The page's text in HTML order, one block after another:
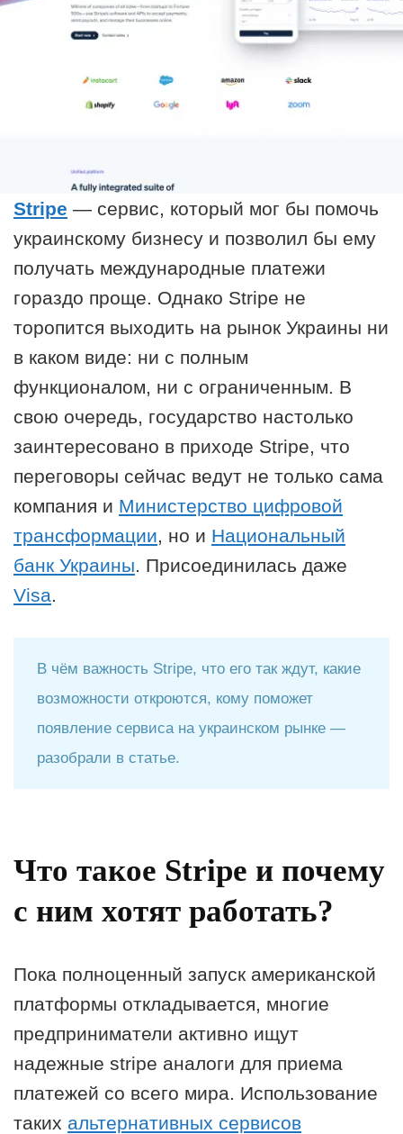
Stripe — сервис, который мог бы помочь
украинскому бизнесу и позволил бы ему
получать международные платежи
гораздо проще. Однако Stripe не
торопится выходить на рынок Украины ни
в каком виде: ни с полным
функционалом, ни с ограниченным. В
свою очередь, государство настолько
заинтересовано в приходе Stripe, что
переговоры сейчас ведут не только сама
компания и Министерство цифровой
трансформации, но и Национальный
банк Украины. Присоединилась даже
Visa.
В чём важность Stripe, что его так ждут, какие
возможности откроются, кому поможет
появление сервиса на украинском рынке —
разобрали в статье.
Что такое Stripe и почему
с ним хотят работать?
Пока полноценный запуск американской
платформы откладывается, многие
предприниматели активно ищут
надежные stripe аналоги для приема
платежей со всего мира. Использование
таких альтернативных сервисов